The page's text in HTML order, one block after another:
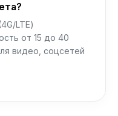
LTE)
от 15 до 40
видео, соцсетей